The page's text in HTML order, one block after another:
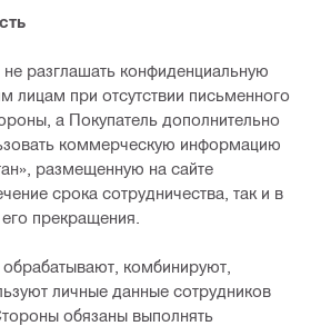
разглашать конфиденциальную
лицам при отсутствии письменного
а Покупатель дополнительно
коммерческую информацию
размещенную на сайте
срока сотрудничества, так и в
прекращения.
комбинируют,
личные данные сотрудников
обязаны выполнять